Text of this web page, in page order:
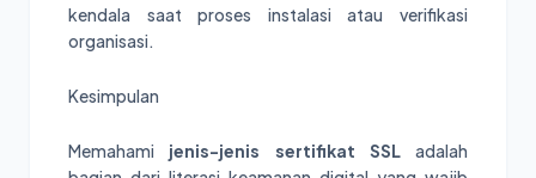
kendala saat proses instalasi atau verifikasi
organisasi.
Kesimpulan
Memahami jenis-jenis sertifikat SSLadalah